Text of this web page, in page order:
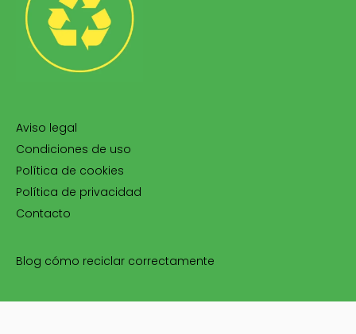
Aviso legal
Condiciones de uso
Política de cookies
Política de privacidad
Contacto
Blog cómo reciclar correctamente